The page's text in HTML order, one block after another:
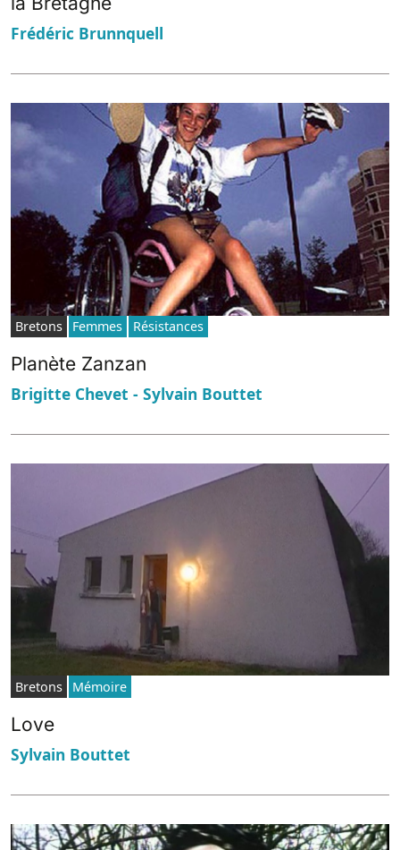
Frédéric Brunnquell
Bretons Femmes Résistances
Planète Zanzan
Brigitte Chevet - Sylvain Bouttet
Bretons Mémoire
Love
Sylvain Bouttet